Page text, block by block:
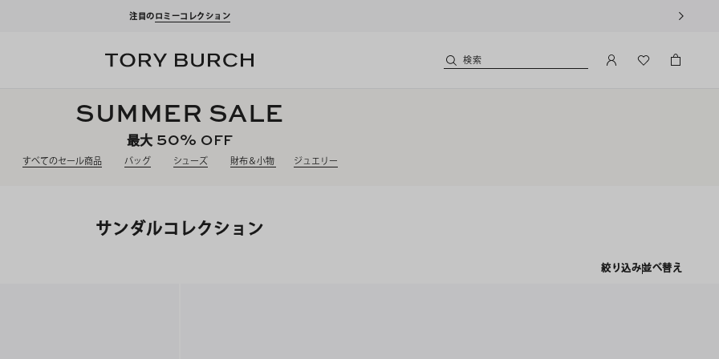
新規アカウント登録*で、20,000円(税込)以上のお買い物にご利用いただけます。
検索
SUMMER SALE
最大 50% OFF
すべてのセール商品 バッグ シューズ 財布＆小物 ジュエリー
サンダルコレクション
絞り込み並べ替え